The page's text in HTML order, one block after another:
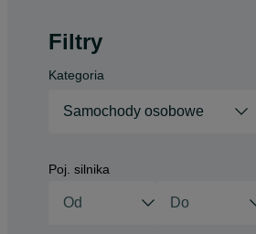
Filtry
Kategoria
Samochody osobowe
Poj. silnika